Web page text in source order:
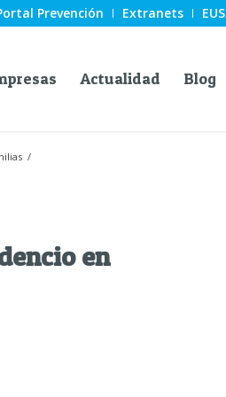
Prevención Extranets EUS
Actualidad Blog
/
en